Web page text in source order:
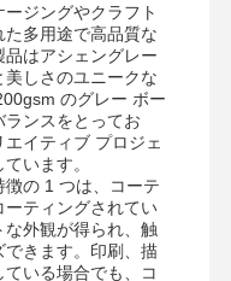
ジングやクラフト
多用途で高品質な
はアシェングレー
しさのユニークな
のグレー ボー
ランスをとってお
イティブ プロジェ
います。
徴の 1 つは、コーテ
ーティングされてい
外観が得られ、触
きます。印刷、描
いる場合でも、コ